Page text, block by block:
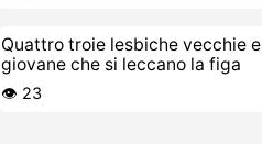
Quattro troie lesbiche vecchie e
giovane che si leccano la figa
👁️ 23